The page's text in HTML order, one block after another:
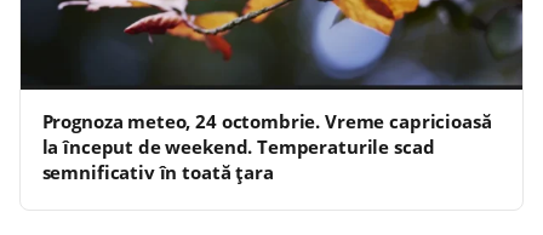
Prognoza meteo, 24 octombrie. Vreme capricioasă
la început de weekend. Temperaturile scad
semnificativ în toată țara